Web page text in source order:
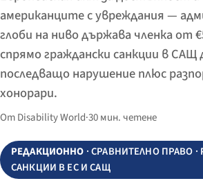
американците с увреждания —
глоби на ниво държава членка от
спрямо граждански санкции в САЩ
последващо нарушение плюс
хонорари.
От Disability World·30 мин. четене
РЕДАКЦИОННО · СРАВНИТЕЛНО ПРАВО
САНКЦИИ В ЕС И САЩ